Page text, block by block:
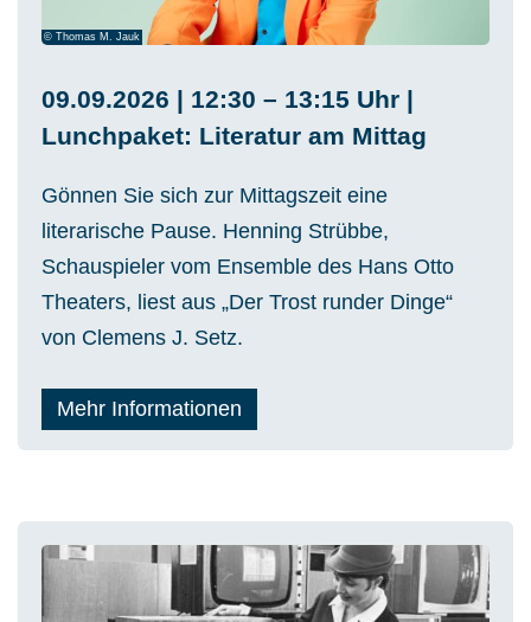
© Thomas M. Jauk
09.09.2026 | 12:30 – 13:15 Uhr |
Lunchpaket: Literatur am Mittag
Gönnen Sie sich zur Mittagszeit eine
literarische Pause. Henning Strübbe,
Schauspieler vom Ensemble des Hans Otto
Theaters, liest aus „Der Trost runder Dinge“
von Clemens J. Setz.
Mehr Informationen